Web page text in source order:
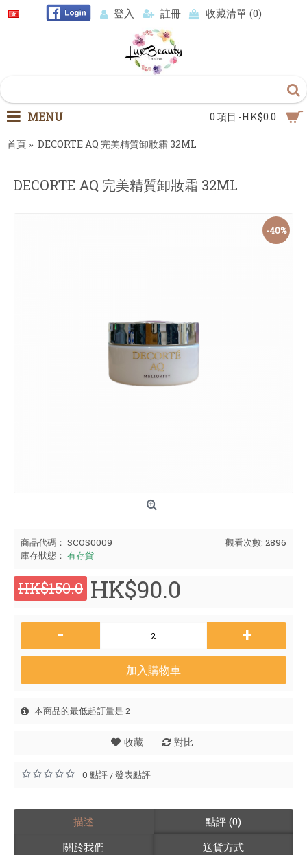
登入 註冊 收藏清單 (0)
0 項目 -HK$0.0
MENU
首頁 DECORTE AQ 完美精質卸妝霜 32ML
DECORTE AQ 完美精質卸妝霜 32ML
-40%
觀看次數: 2896
商品代碼： SCOS0009
庫存狀態： 有存貨
HK$150.0 HK$90.0
- +
加入購物車
本商品的最低起訂量是 2
收藏 對比
0 點評/發表點評
描述
點評 (0)
關於我們
送貨方式